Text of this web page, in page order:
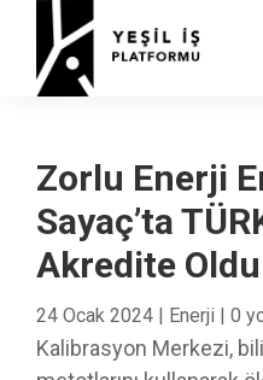
Zorlu Enerji
Sayaç’ta
Akredite Oldu
24 Ocak 2024 | Enerji | 0
Kalibrasyon Merkezi,